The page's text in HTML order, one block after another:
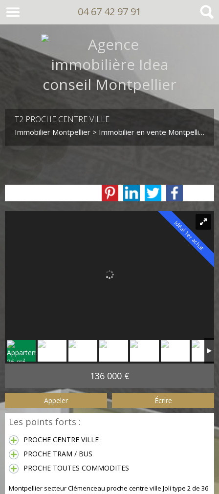
04 67 42 97 91
T2 PROCHE CENTRE VILLE
Immobilier Montpellier > Immobilier en vente Montpellier
Idéal 1er achat
136 000 €
Appeler Écrire
Les points forts :
PROCHE CENTRE VILLE
PROCHE TRAM / BUS
PROCHE TOUTES COMMODITES
Montpellier secteur Clémenceau proche centre ville Joli type 2 de 36